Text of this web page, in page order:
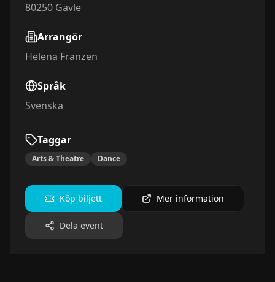
80250 Gävle
Arrangör
Helena Franzen
Språk
Svenska
Taggar
Arts & Theatre Dance
Köp biljett Mer information
Dela event